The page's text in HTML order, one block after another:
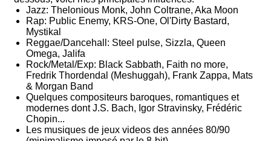
Jazz: Thelonious Monk, John Coltrane, Aka Moon
Rap: Public Enemy, KRS-One, Ol'Dirty Bastard,
Mystikal
Reggae/Dancehall: Steel pulse, Sizzla, Queen
Omega, Jalifa
Rock/Metal/Exp: Black Sabbath, Faith no more,
Fredrik Thordendal (Meshuggah), Frank Zappa, Mats
& Morgan Band
Quelques compositeurs baroques, romantiques et
modernes dont J.S. Bach, Igor Stravinsky, Frédéric
Chopin...
Les musiques de jeux videos des années 80/90